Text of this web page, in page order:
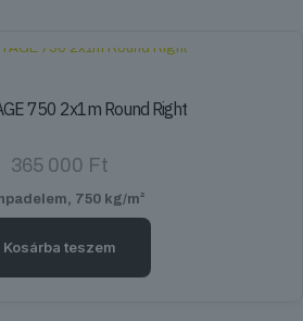
750 2x1m Round Right
365 000 Ft
750 kg/m²
Kosárba teszem